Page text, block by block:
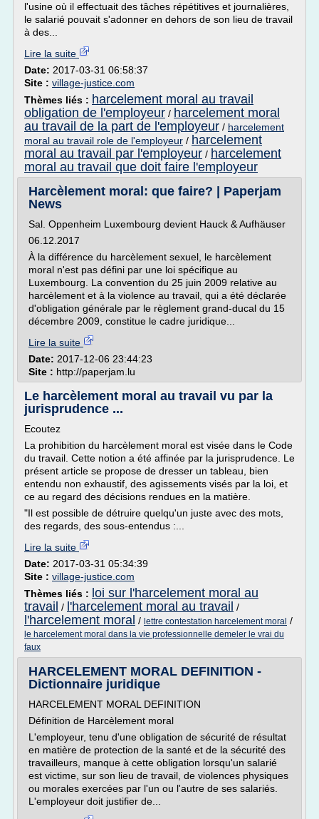
l'usine où il effectuait des tâches répétitives et journalières,
le salarié pouvait s'adonner en dehors de son lieu de travail
à des...
Lire la suite
Date: 2017-03-31 06:58:37
Site : village-justice.com
Thèmes liés : harcelement moral au travail
obligation de l'employeur / harcelement moral
au travail de la part de l'employeur / harcelement
moral au travail role de l'employeur / harcelement
moral au travail par l'employeur / harcelement
moral au travail que doit faire l'employeur
Harcèlement moral: que faire? | Paperjam
News
Sal. Oppenheim Luxembourg devient Hauck & Aufhäuser
06.12.2017
À la différence du harcèlement sexuel, le harcèlement
moral n'est pas défini par une loi spécifique au
Luxembourg. La convention du 25 juin 2009 relative au
harcèlement et à la violence au travail, qui a été déclarée
d'obligation générale par le règlement grand-ducal du 15
décembre 2009, constitue le cadre juridique...
Lire la suite
Date: 2017-12-06 23:44:23
Site : http://paperjam.lu
Le harcèlement moral au travail vu par la
jurisprudence ...
Ecoutez
La prohibition du harcèlement moral est visée dans le Code
du travail. Cette notion a été affinée par la jurisprudence. Le
présent article se propose de dresser un tableau, bien
entendu non exhaustif, des agissements visés par la loi, et
ce au regard des décisions rendues en la matière.
"Il est possible de détruire quelqu'un juste avec des mots,
des regards, des sous-entendus :...
Lire la suite
Date: 2017-03-31 05:34:39
Site : village-justice.com
Thèmes liés : loi sur l'harcelement moral au
travail / l'harcelement moral au travail /
l'harcelement moral / lettre contestation harcelement moral /
le harcelement moral dans la vie professionnelle demeler le vrai du
faux
HARCELEMENT MORAL DEFINITION -
Dictionnaire juridique
HARCELEMENT MORAL DEFINITION
Définition de Harcèlement moral
L'employeur, tenu d'une obligation de sécurité de résultat
en matière de protection de la santé et de la sécurité des
travailleurs, manque à cette obligation lorsqu'un salarié
est victime, sur son lieu de travail, de violences physiques
ou morales exercées par l'un ou l'autre de ses salariés.
L'employeur doit justifier de...